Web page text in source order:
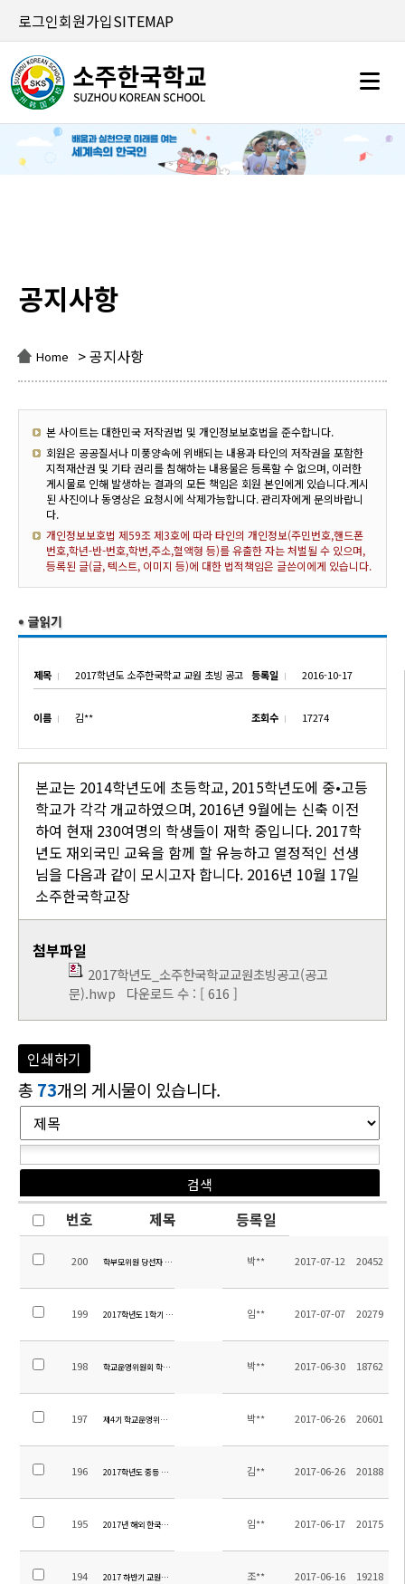
로그인회원가입SITEMAP
공지사항
Home > 공지사항
본 사이트는 대한민국 저작권법 및 개인정보보호법을 준수합니다.
회원은 공공질서나 미풍양속에 위배되는 내용과 타인의 저작권을 포함한
지적재산권 및 기타 권리를 침해하는 내용물은 등록할 수 없으며, 이러한
게시물로 인해 발생하는 결과의 모든 책임은 회원 본인에게 있습니다.게시
된 사진이나 동영상은 요청시에 삭제가능합니다. 관리자에게 문의바랍니
다.
개인정보보호법 제59조 제3호에 따라 타인의 개인정보(주민번호,핸드폰
번호,학년-반-번호,학번,주소,혈액형 등)를 유출한 자는 처벌될 수 있으며,
등록된 글(글, 텍스트, 이미지 등)에 대한 법적책임은 글쓴이에게 있습니다.
제목 2017학년도 소주한국학교 교원 초빙 공고 등록일 2016-10-17
이름 김** 조회수 17274
본교는 2014학년도에 초등학교, 2015학년도에 중•고등
학교가 각각 개교하였으며, 2016년 9월에는 신축 이전
하여 현재 230여명의 학생들이 재학 중입니다. 2017학
년도 재외국민 교육을 함께 할 유능하고 열정적인 선생
님을 다음과 같이 모시고자 합니다. 2016년 10월 17일
소주한국학교장
첨부파일
2017학년도_소주한국학교교원초빙공고(공고
문).hwp 다운로드 수 : [ 616 ]
인쇄하기
총 73개의 게시물이 있습니다.
번호 제목 등록일
200 학부모위원 당선자 확정 공고 박** 2017-07-12 20452
199 2017학년도 1학기 소주한국학교 만족도 조사 결과
임** 2017-07-07 20279
198 학교운영위원회 학부모위원 선출 공고 박** 2017-06-30 18762
197 제4기 학교운영위원회 보궐선거 계획 박** 2017-06-26 20601
196 2017학년도 중등 수학여행 일정 및 계획 김** 2017-06-26 20188
195 2017년 해외 한국사능력검정 특별시험 실시 안내
임** 2017-06-17 20175
194 2017 하반기 교원채용 최종합격자 발표 조** 2017-06-16 19218